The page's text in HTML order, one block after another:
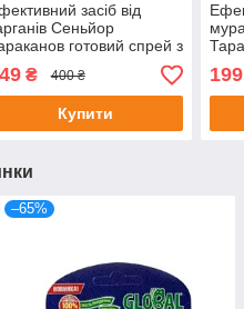
засіб від
Сеньйор
готовий спрей з
500 мл
₴ 400 ₴
Купити
500
199
–65%